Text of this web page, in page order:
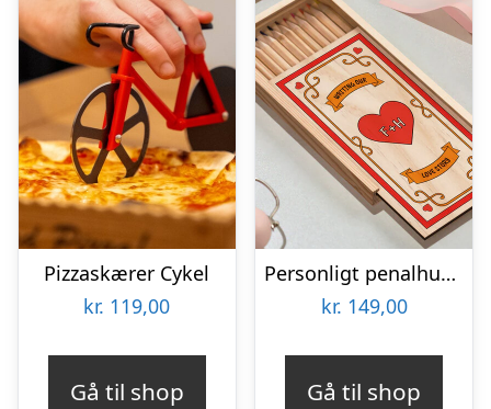
Pizzaskærer Cykel
kr. 119,00
Gå til shop
Personligt penalhus med Retrodesign
kr. 149,00
Gå til shop